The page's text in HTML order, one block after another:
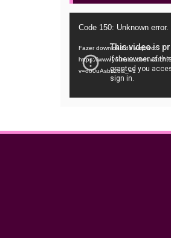
Tocador
vídeo
Code 150: Unknown error.
Fazer download do arquivo:
https://www.youtube.com/watch?
v=oo0uAsbti28&_=1